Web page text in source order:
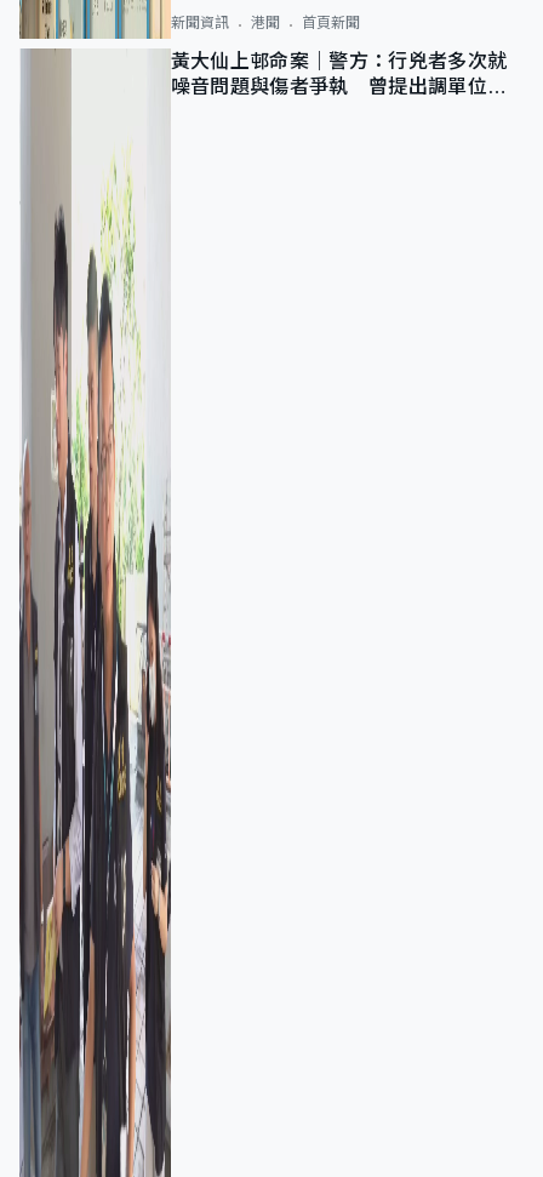
新聞資訊 港聞 首頁新聞
黃大仙上邨命案｜警方：行兇者多次就
噪音問題與傷者爭執 曾提出調單位已